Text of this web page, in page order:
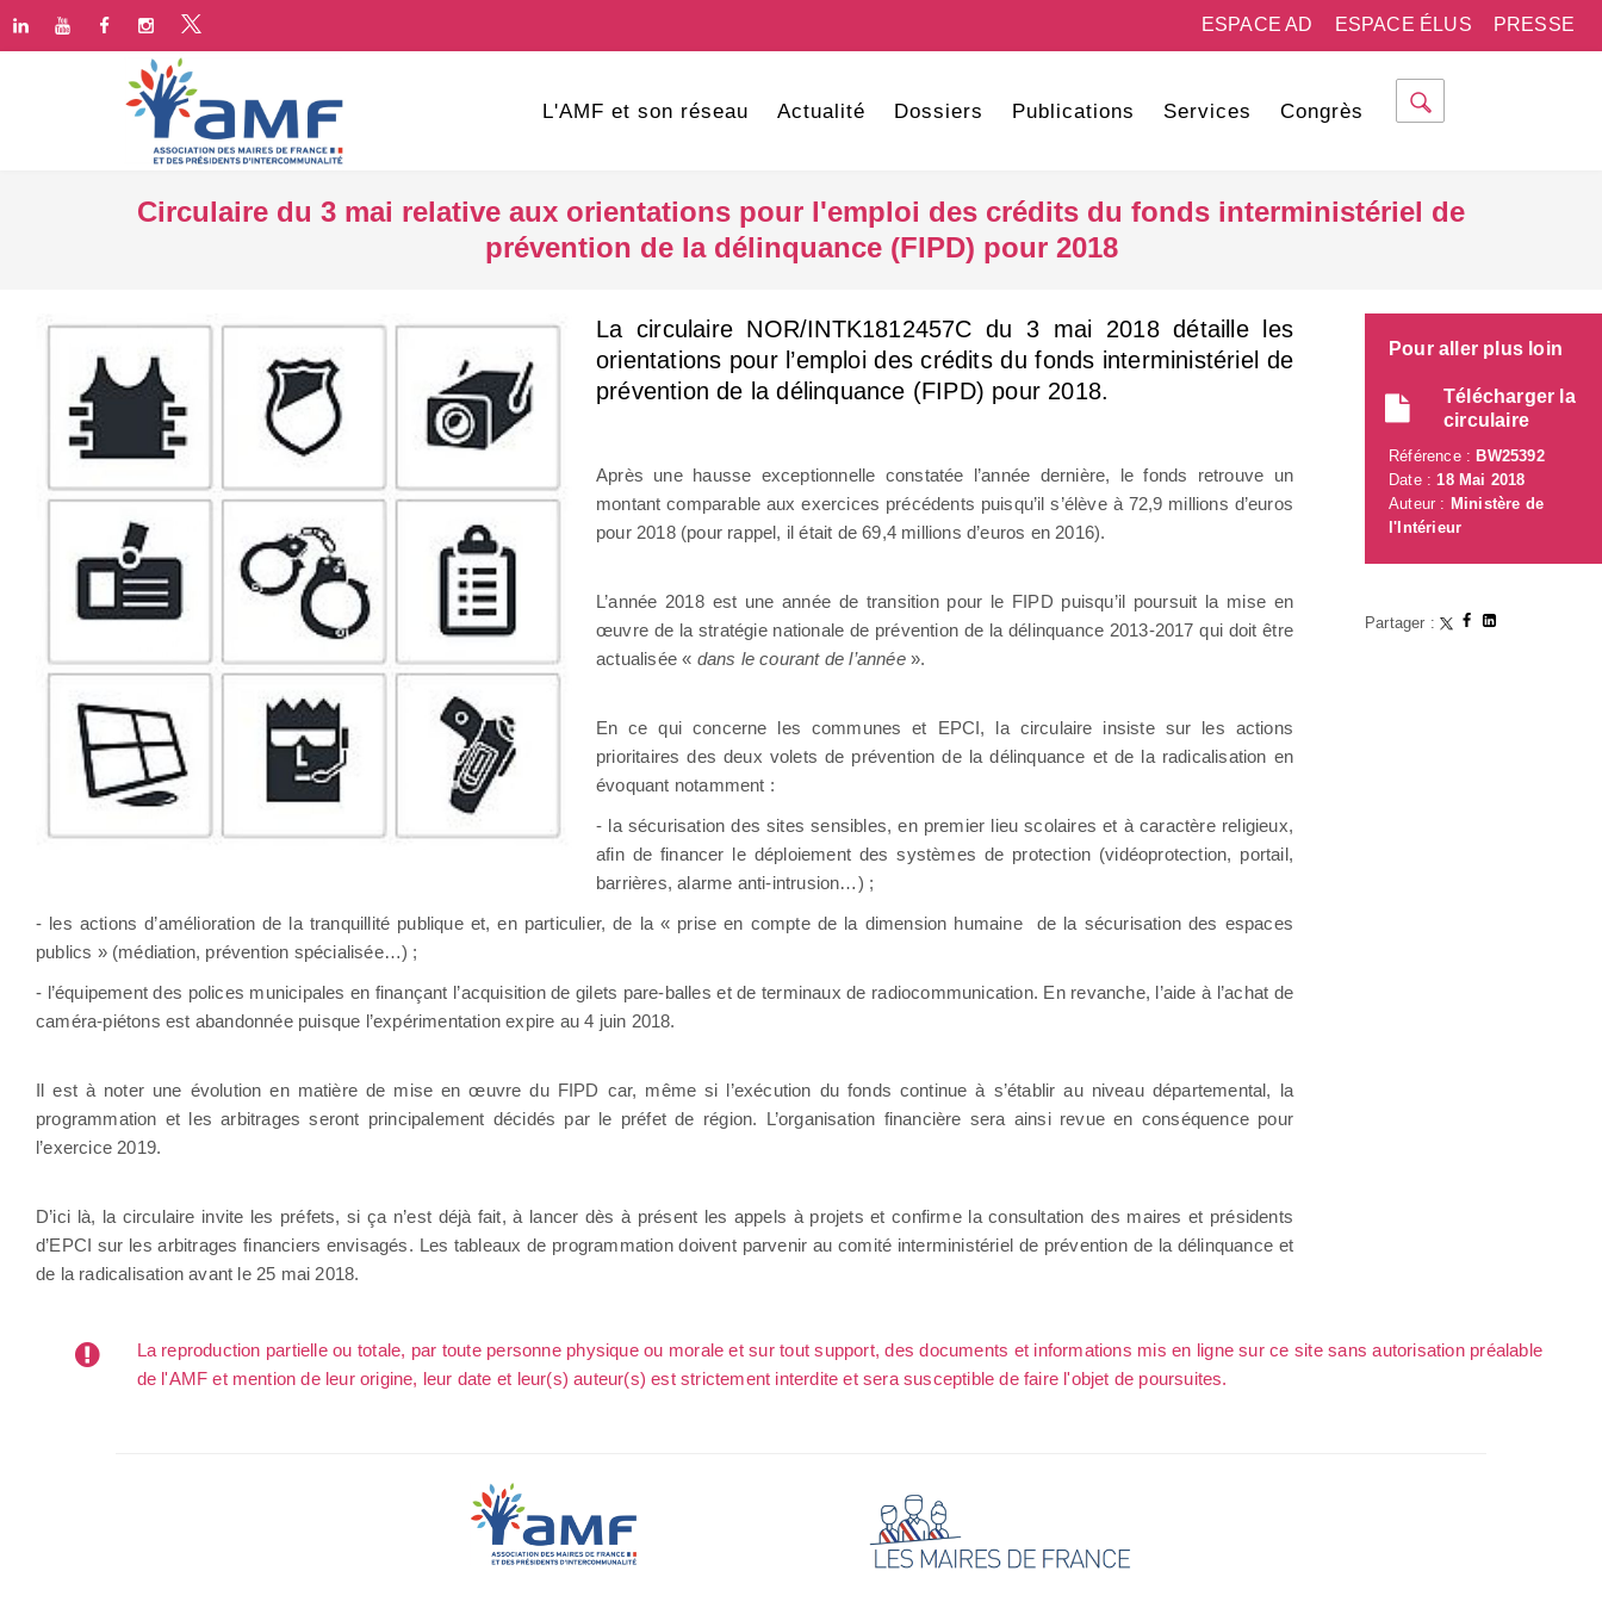
PRESSE
ESPACE ÉLUS
ESPACE AD
L'AMF et son réseau Actualité Dossiers Publications Services Congrès
Circulaire du 3 mai relative aux orientations pour l'emploi des crédits du fonds interministériel de
prévention de la délinquance (FIPD) pour 2018
La circulaire NOR/INTK1812457C du 3 mai 2018 détaille les
orientations pour l’emploi des crédits du fonds interministériel de
prévention de la délinquance (FIPD) pour 2018.
Après une hausse exceptionnelle constatée l’année dernière, le fonds retrouve un
montant comparable aux exercices précédents puisqu’il s’élève à 72,9 millions d’euros
pour 2018 (pour rappel, il était de 69,4 millions d’euros en 2016).
L’année 2018 est une année de transition pour le FIPD puisqu’il poursuit la mise en
œuvre de la stratégie nationale de prévention de la délinquance 2013-2017 qui doit être
actualisée « dans le courant de l’année».
En ce qui concerne les communes et EPCI, la circulaire insiste sur les actions
prioritaires des deux volets de prévention de la délinquance et de la radicalisation en
évoquant notamment :
- la sécurisation des sites sensibles, en premier lieu scolaires et à caractère religieux,
afin de financer le déploiement des systèmes de protection (vidéoprotection, portail,
barrières, alarme anti-intrusion…) ;
- les actions d’amélioration de la tranquillité publique et, en particulier, de la « prise en compte de la dimension humaine de la sécurisation des espaces
publics » (médiation, prévention spécialisée…) ;
- l’équipement des polices municipales en finançant l’acquisition de gilets pare-balles et de terminaux de radiocommunication. En revanche, l’aide à l’achat de
caméra-piétons est abandonnée puisque l’expérimentation expire au 4 juin 2018.
Il est à noter une évolution en matière de mise en œuvre du FIPD car, même si l’exécution du fonds continue à s’établir au niveau départemental, la
programmation et les arbitrages seront principalement décidés par le préfet de région. L’organisation financière sera ainsi revue en conséquence pour
l’exercice 2019.
D’ici là, la circulaire invite les préfets, si ça n’est déjà fait, à lancer dès à présent les appels à projets et confirme la consultation des maires et présidents
d’EPCI sur les arbitrages financiers envisagés. Les tableaux de programmation doivent parvenir au comité interministériel de prévention de la délinquance et
de la radicalisation avant le 25 mai 2018.
Pour aller plus loin
Télécharger la
circulaire
Référence : BW25392
Date :18 Mai 2018
Auteur : Ministère de
l'Intérieur
Partager :
La reproduction partielle ou totale, par toute personne physique ou morale et sur tout support, des documents et informations mis en ligne sur ce site sans autorisation préalable
de l'AMF et mention de leur origine, leur date et leur(s) auteur(s) est strictement interdite et sera susceptible de faire l'objet de poursuites.